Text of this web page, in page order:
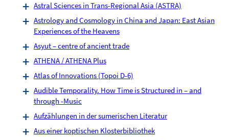
Astral Sciences in Trans-Regional Asia (ASTRA)
Astrology and Cosmology in China and Japan: East Asian
Experiences of the Heavens
Asyut – centre of ancient trade
ATHENA / ATHENA Plus
Atlas of Innovations (Topoi D-6)
Audible Temporality. How Time is Structured in – and
through -Music
Aufzählungen in der sumerischen Literatur
Aus einer koptischen Klosterbibliothek